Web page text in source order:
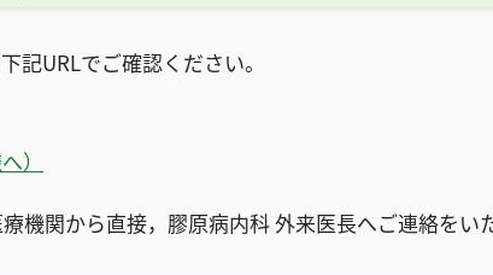
記URLでご確認ください。
）
機関から直接，膠原病内科 外来医長へご連絡をい